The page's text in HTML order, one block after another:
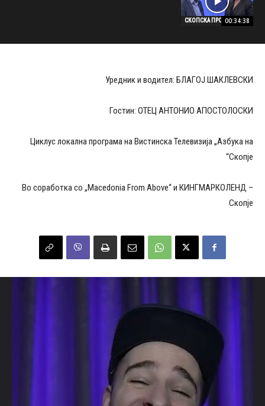
СКОПСКА ПРОГРАМА
00:34:38
Уредник и водител: БЛАГОЈ ШАКЛЕВСКИ
Гостин: ОТЕЦ АНТОНИО АПОСТОЛОСКИ
Циклус локална програма на Вистинска Телевизија „Азбука на
Скопје“
Во соработка со „Macedonia From Above“ и КИНГМАРКОЛЕНД –
Скопје